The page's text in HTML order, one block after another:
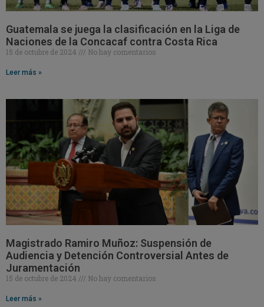
Guatemala se juega la clasificación en la Liga de
Naciones de la Concacaf contra Costa Rica
15 de octubre de 2024 No hay comentarios
Leer más »
Magistrado Ramiro Muñoz: Suspensión de
Audiencia y Detención Controversial Antes de
Juramentación
15 de octubre de 2024 No hay comentarios
Leer más »